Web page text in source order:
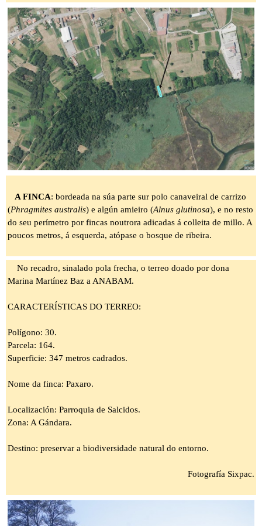
A FINCA: bordeada na súa parte sur polo canaveiral de carrizo
(Phragmites australis) e algún amieiro (Alnus glutinosa), e no resto
do seu perímetro por fincas noutrora adicadas á colleita de millo. A
poucos metros, á esquerda, atópase o bosque de ribeira.
No recadro, sinalado pola frecha, o terreo doado por dona
Marina Martínez Baz a ANABAM.
CARACTERÍSTICAS DO TERREO:
Polígono: 30.
Parcela: 164.
Superficie: 347 metros cadrados.
Nome da finca: Paxaro.
Localización: Parroquia de Salcidos.
Zona: A Gándara.
Destino: preservar a biodiversidade natural do entorno.
Fotografía Sixpac.